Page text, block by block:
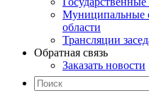
Муниципальные
области
Трансляции
Обратная связь
Заказать новости